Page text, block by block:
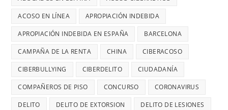
ACOSO EN LÍNEA APROPIACIÓN INDEBIDA
APROPIACIÓN INDEBIDA EN ESPAÑA BARCELONA
CAMPAÑA DE LA RENTA CHINA CIBERACOSO
CIBERBULLYING CIBERDELITO CIUDADANÍA
COMPAÑEROS DE PISO CONCURSO CORONAVIRUS
DELITO DELITO DE EXTORSION DELITO DE LESIONES